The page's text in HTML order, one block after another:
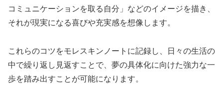
コミュニケーションを取る自分」などのイメージを描き、
それが現実になる喜びや充実感を想像します。
これらのコツをモレスキンノートに記録し、日々の生活の
中で繰り返し見返すことで、夢の具体化に向けた強力な一
歩を踏み出すことが可能になります。